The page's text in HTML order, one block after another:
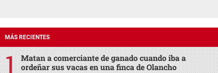
MÁS RECIENTES
Matan a comerciante de ganado cuando iba a
ordeñar sus vacas en una finca de Olancho